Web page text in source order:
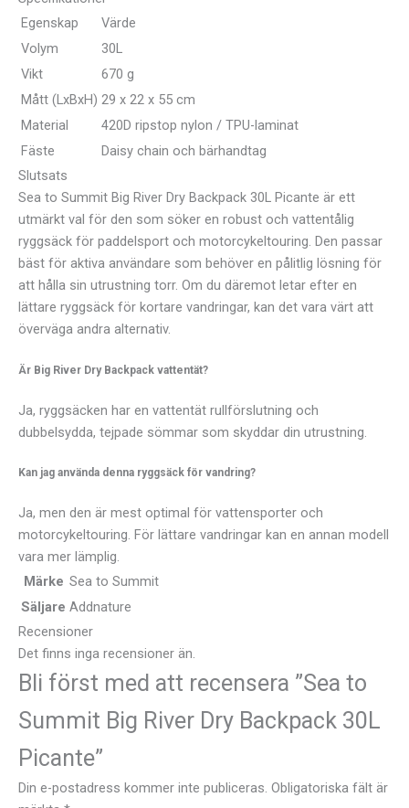
Egenskap
Värde
Volym
30L
Vikt
670 g
Mått (LxBxH) 29 x 22 x 55 cm
Material
420D ripstop nylon / TPU-laminat
Fäste
Daisy chain och bärhandtag
Slutsats
Sea to Summit Big River Dry Backpack 30L Picante är ett
utmärkt val för den som söker en robust och vattentålig
ryggsäck för paddelsport och motorcykeltouring. Den passar
bäst för aktiva användare som behöver en pålitlig lösning för
att hålla sin utrustning torr. Om du däremot letar efter en
lättare ryggsäck för kortare vandringar, kan det vara värt att
överväga andra alternativ.
Är Big River Dry Backpack vattentät?
Ja, ryggsäcken har en vattentät rullförslutning och
dubbelsydda, tejpade sömmar som skyddar din utrustning.
Kan jag använda denna ryggsäck för vandring?
Ja, men den är mest optimal för vattensporter och
motorcykeltouring. För lättare vandringar kan en annan modell
vara mer lämplig.
Märke Sea to Summit
Säljare Addnature
Recensioner
Det finns inga recensioner än.
Bli först med att recensera ”Sea to
Summit Big River Dry Backpack 30L
Picante”
Din e-postadress kommer inte publiceras. Obligatoriska fält är